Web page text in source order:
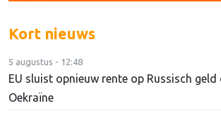
Kort nieuws
5 augustus - 12:48
EU sluist opnieuw rente op Russisch
Oekraïne